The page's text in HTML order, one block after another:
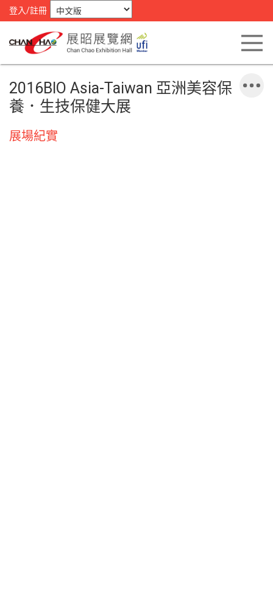
登入/註冊
2016BIO Asia-Taiwan 亞洲美容保
養．生技保健大展
展場紀實